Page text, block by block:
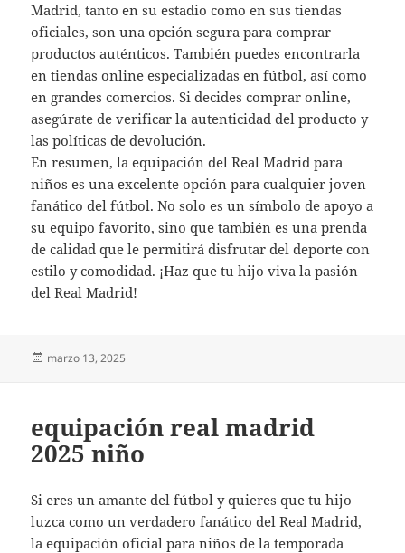
Madrid, tanto en su estadio como en sus tiendas
oficiales, son una opción segura para comprar
productos auténticos. También puedes encontrarla
en tiendas online especializadas en fútbol, así como
en grandes comercios. Si decides comprar online,
asegúrate de verificar la autenticidad del producto y
las políticas de devolución.
En resumen, la equipación del Real Madrid para
niños es una excelente opción para cualquier joven
fanático del fútbol. No solo es un símbolo de apoyo a
su equipo favorito, sino que también es una prenda
de calidad que le permitirá disfrutar del deporte con
estilo y comodidad. ¡Haz que tu hijo viva la pasión
del Real Madrid!
Publicado
marzo 13, 2025
equipación real madrid
2025 niño
Si eres un amante del fútbol y quieres que tu hijo
luzca como un verdadero fanático del Real Madrid,
la equipación oficial para niños de la temporada